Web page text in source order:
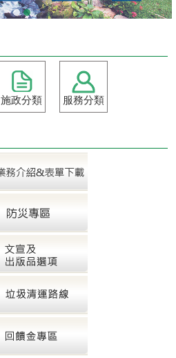
施政分類 服務分類